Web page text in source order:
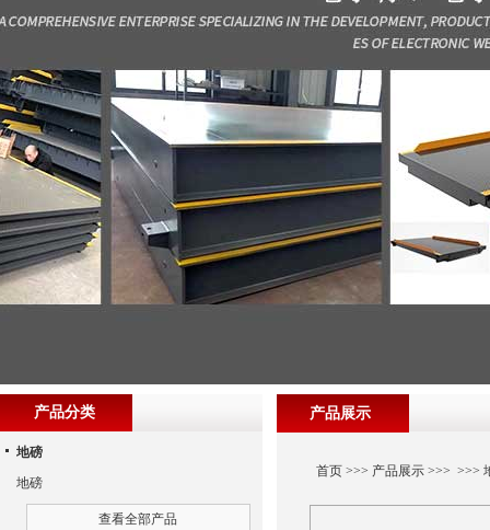
产品展示
首页>>> 产品展示>>> >>>
产品分类
地磅
地磅
查看全部产品